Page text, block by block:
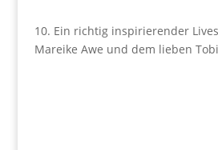
10. Ein richtig inspirierender
Mareike Awe und dem lieben